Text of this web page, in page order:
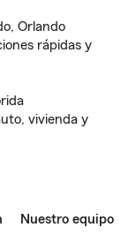
Orlando
rápidas y
vivienda y
Nuestro equipo